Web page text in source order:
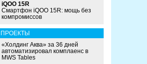
iQOO 15R
Смартфон iQOO 15R: мощь без
компромиссов
ПРОЕКТЫ
«Холдинг Аква» за 36 дней
автоматизировал комплаенс в
MWS Tables